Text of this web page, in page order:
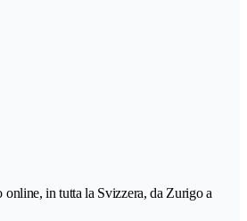
in tutta la Svizzera, da Zurigo a